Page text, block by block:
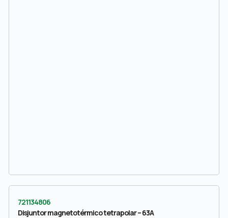
721134806
Disjuntor magnetotérmico tetrapolar – 63A